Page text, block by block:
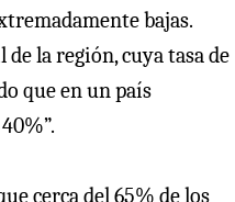
bajas.
la región, cuya tasa de
que en un país
cerca del 65% de los